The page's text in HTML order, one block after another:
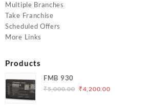
Multiple Branches
Take Franchise
Scheduled Offers
More Links
Products
FMB 930
₹5,000.00 Original
₹4,200.00Current